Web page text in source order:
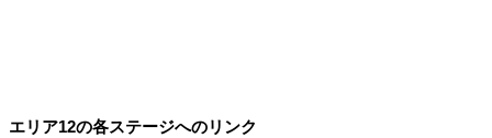
エリア12の各ステージへのリンク